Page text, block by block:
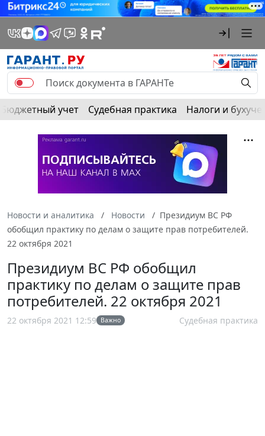
Бюджетный учет Судебная практика Налоги и
Новости и аналитика Новости
Президиум ВС РФ
обобщил практику по делам о защите прав потребителей.
22 октября 2021
Президиум ВС РФ обобщил
практику по делам о защите прав
потребителей. 22 октября 2021
22 октября 2021 12:59 Важно Судебная практика